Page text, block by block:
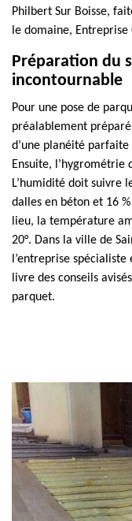
Philbert Sur Boisse,
le domaine, Entreprise
Préparation du
incontournable
Pour une pose de
préalablement
d’une planéité
Ensuite, l’hygrométrie
L’humidité doit suivre
dalles en béton et 16
lieu, la température
20°. Dans la ville de
l’entreprise
livre des conseils
parquet.